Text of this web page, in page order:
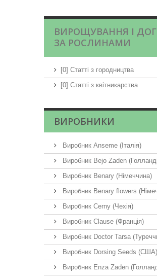
ВИРОЩУВАННЯ І
ЗА РОСЛИНАМИ
[0] Статті з городництва
[0] Статті з квітникарства
ВИРОБНИКИ
Виробник Anseme (Італія)
Виробник Bejo Zaden
Виробник Benary (Німеччина)
Виробник Benary flowers
Виробник Cerny (Чехія)
Виробник Clause (Франція)
Виробник Doctor Tarsa
Виробник Dorsing Seeds (США)
Виробник Enza Zaden